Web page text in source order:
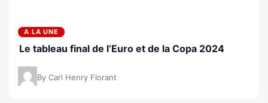
A LA UNE
Le tableau final de l’Euro et de la Copa 2024
By Carl Henry Florant